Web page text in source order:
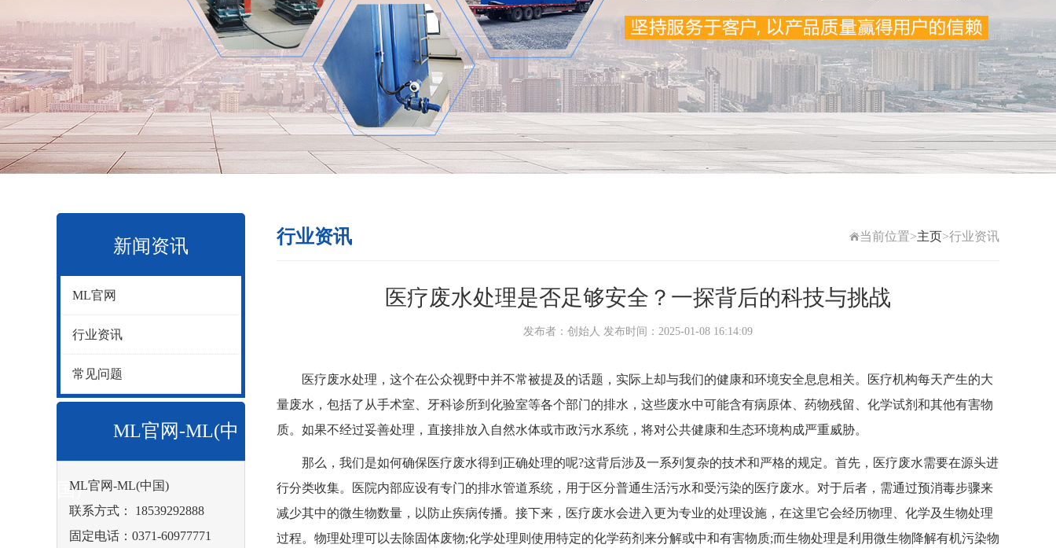
新闻资讯
ML官网
行业资讯
常见问题
ML官网-ML(中
国)
ML官网-ML(中国)
联系方式： 18539292888
固定电话：0371-60977771
行业资讯 当前位置>主页>行业资讯
医疗废水处理是否足够安全？一探背后的科技与挑战
发布者：创始人 发布时间：2025-01-08 16:14:09
医疗废水处理 ，这个在公众视野中并不常被提及的话题，实际上却与我们的健康和环境安全息息相关。医疗机构每天产生的大
量废水，包括了从手术室、牙科诊所到化验室等各个部门的排水，这些废水中可能含有病原体、药物残留、化学试剂和其他有害物
质。如果不经过妥善处理，直接排放入自然水体或市政污水系统，将对公共健康和生态环境构成严重威胁。
那么，我们是如何确保医疗废水得到正确处理的呢?这背后涉及一系列复杂的技术和严格的规定。首先，医疗废水需要在源头进
行分类收集。医院内部应设有专门的排水管道系统，用于区分普通生活污水和受污染的医疗废水。对于后者，需通过预消毒步骤来
减少其中的微生物数量，以防止疾病传播。接下来，医疗废水会进入更为专业的处理设施，在这里它会经历物理、化学及生物处理
过程。物理处理可以去除固体废物;化学处理则使用特定的化学药剂来分解或中和有害物质;而生物处理是利用微生物降解有机污染物